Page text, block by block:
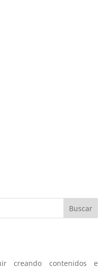
creando contenidos e